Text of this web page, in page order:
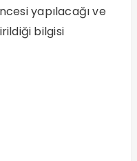
yapılacağı ve
bilgisi